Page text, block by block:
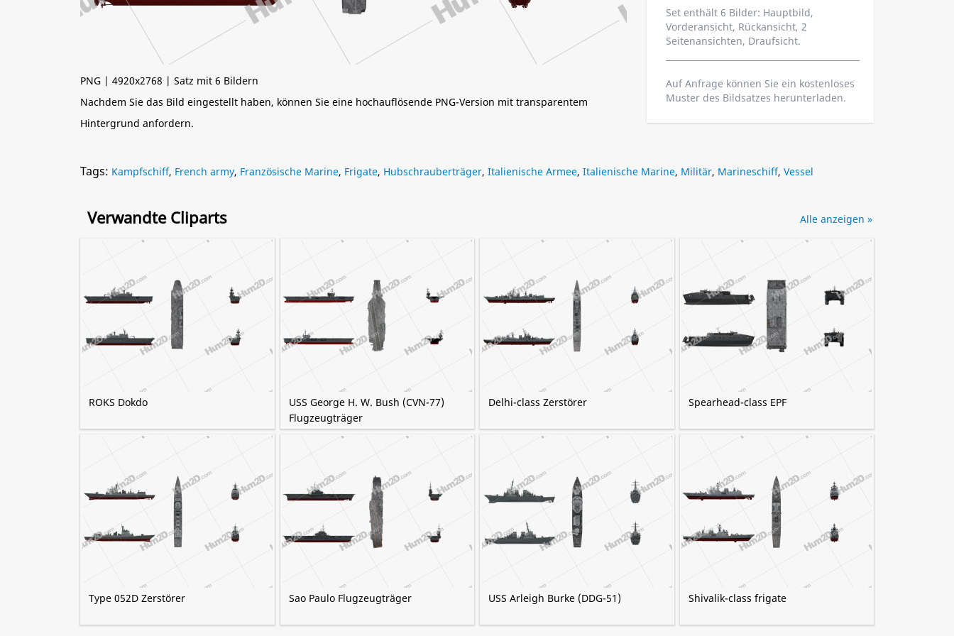
PNG | 4920x2768 | Satz mit 6 Bildern
Nachdem Sie das Bild eingestellt haben, können Sie eine hochauflösende PNG-Version mit transparentem
Hintergrund anfordern.
Set enthält 6 Bilder: Hauptbild,
Vorderansicht, Rückansicht, 2
Seitenansichten, Draufsicht.
Auf Anfrage können Sie ein kostenloses
Muster des Bildsatzes herunterladen.
Tags: Kampfschiff, French army, Französische Marine, Frigate, Hubschrauberträger, Italienische Armee, Italienische Marine, Militär, Marineschiff, Vessel
Verwandte Cliparts
ROKS Dokdo
USS George H. W. Bush (CVN-77)
Flugzeugträger
Delhi-class Zerstörer Spearhead-class EPF
Type 052D Zerstörer Sao Paulo Flugzeugträger USS Arleigh Burke (DDG-51) Shivalik-class frigate
Alle anzeigen »